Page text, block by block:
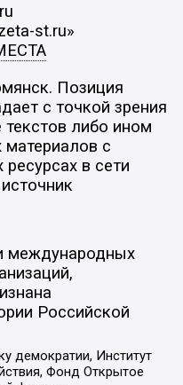
st.ru»
Позиция
с точкой зрения
текстов либо ином
материалов с
в сети
международных
Российской
демократии, Институт
Фонд Открытое